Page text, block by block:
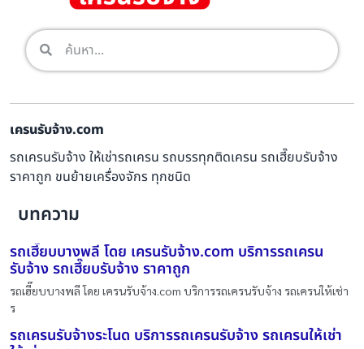
เครนรับจ้าง.com
รถเครนรับจ้าง ให้เช่ารถเครน รถบรรทุกติดเครน รถเฮี๊ยบรับจ้าง
ราคาถูก ขนย้ายเครื่องจักร ทุกชนิด
บทความ
รถเฮี๊ยบบางพลี โดย เครนรับจ้าง.com บริการรถเครน
รับจ้าง รถเฮี๊ยบรับจ้าง ราคาถูก
รถเฮี๊ยบบางพลี โดย เครนรับจ้าง.com บริการรถเครนรับจ้าง รถเครนให้เช่า
ร
รถเครนรับจ้างระโนด บริการรถเครนรับจ้าง รถเครนให้เช่า